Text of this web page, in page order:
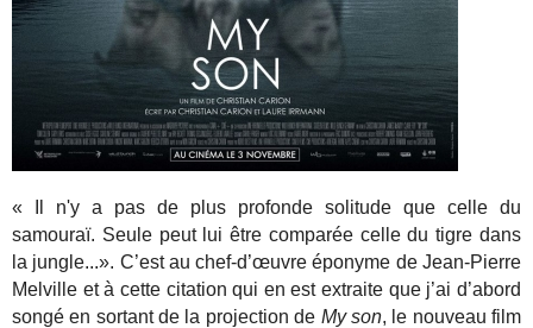
« Il n'y a pas de plus profonde solitude que celle du
samouraï. Seule peut lui être comparée celle du tigre dans
la jungle...». C’est au chef-d’œuvre éponyme de Jean-Pierre
Melville et à cette citation qui en est extraite que j’ai d’abord
songé en sortant de la projection de My son, le nouveau film